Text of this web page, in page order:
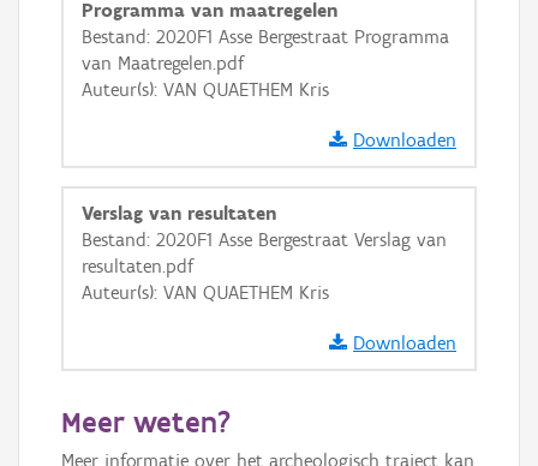
+ −
Basis Lagen
OSM-Basiskaart
GRB-Basiskaart
GRB-Basiskaart in grijswaarden
Programma van maatregelen
Bestand: 2020F1 Asse Bergestraat Programma
van Maatregelen.pdf
Auteur(s): VAN QUAETHEM Kris
Downloaden
Verslag van resultaten
Bestand: 2020F1 Asse Bergestraat Verslag van
resultaten.pdf
Auteur(s): VAN QUAETHEM Kris
Downloaden
Meer weten?
Meer informatie over het archeologisch traject kan